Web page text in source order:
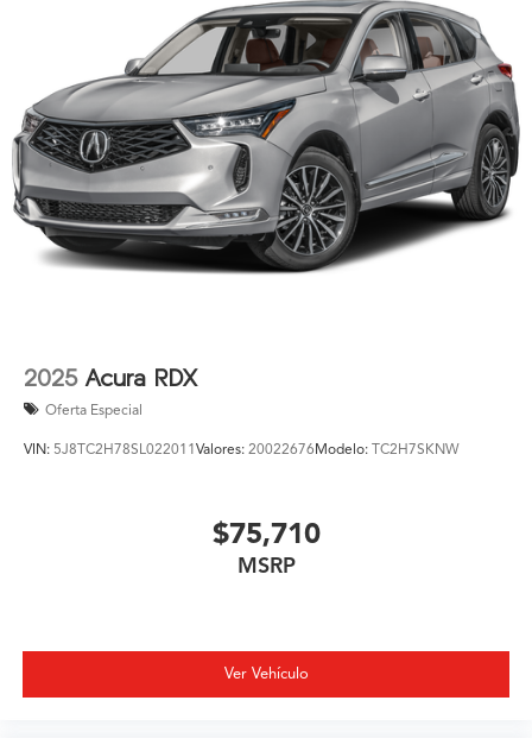
2025 Acura RDX
Oferta Especial
VIN: 5J8TC2H78SL022011Valores: 20022676Modelo: TC2H7SKNW
$75,710
MSRP
Ver Vehículo